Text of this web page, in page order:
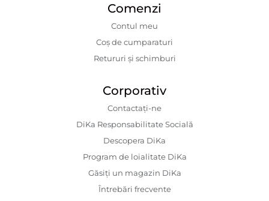
Comenzi
Contul meu
Coș de cumparaturi
Retururi și schimburi
Corporativ
Contactaţi-ne
DiKa Responsabilitate Socială
Descopera DiKa
Program de loialitate DiKa
Găsiți un magazin DiKa
Întrebări frecvente